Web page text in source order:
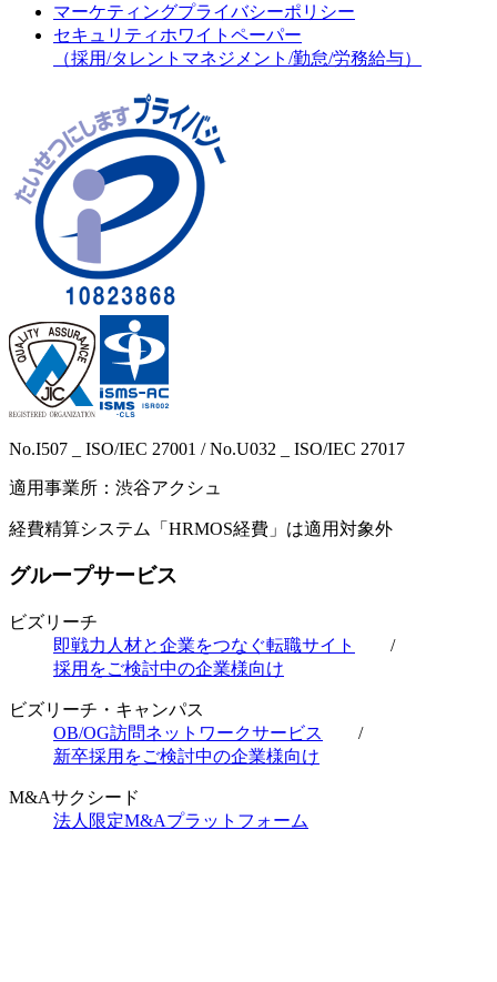
マーケティングプライバシーポリシー
セキュリティホワイトペーパー
（採用/タレントマネジメント/勤怠/労務給与）
No.I507 _ ISO/IEC 27001 / No.U032 _ ISO/IEC 27017
適用事業所：渋谷アクシュ
経費精算システム「HRMOS経費」は適用対象外
グループサービス
ビズリーチ
即戦力人材と企業をつなぐ転職サイト
/
採用をご検討中の企業様向け
ビズリーチ・キャンパス
OB/OG訪問ネットワークサービス
/
新卒採用をご検討中の企業様向け
M&Aサクシード
法人限定M&Aプラットフォーム